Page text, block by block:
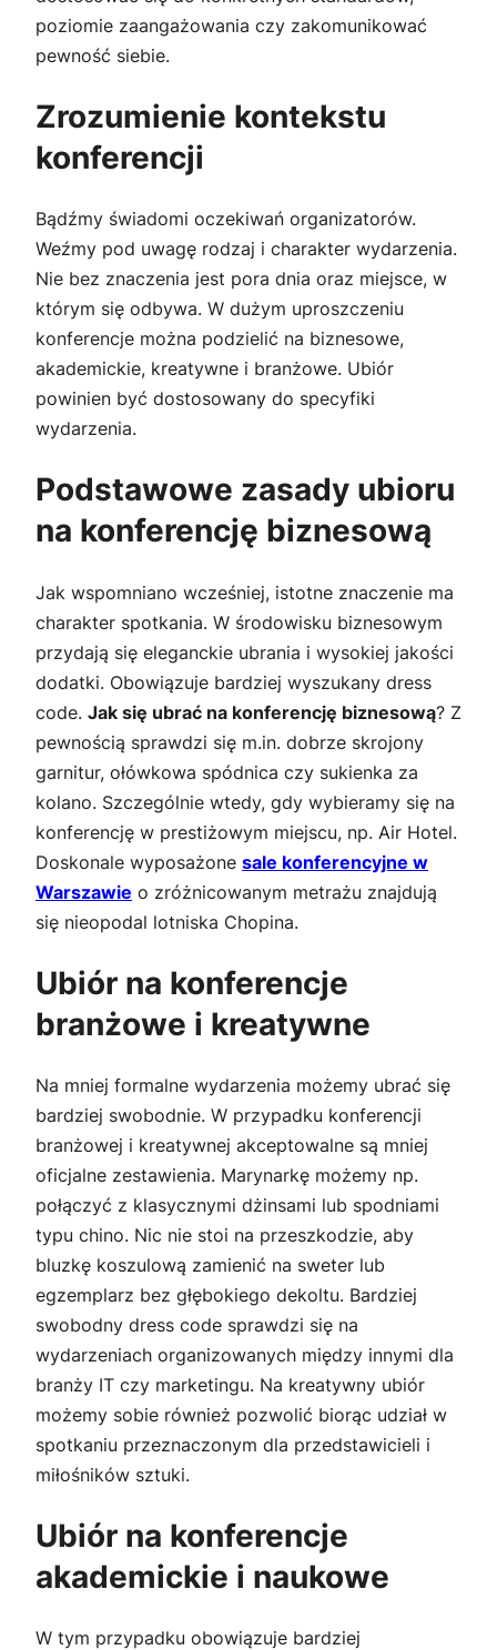
poziomie zaangażowania czy zakomunikować
pewność siebie.
Zrozumienie kontekstu
konferencji
Bądźmy świadomi oczekiwań organizatorów.
Weźmy pod uwagę rodzaj i charakter wydarzenia.
Nie bez znaczenia jest pora dnia oraz miejsce, w
którym się odbywa. W dużym uproszczeniu
konferencje można podzielić na biznesowe,
akademickie, kreatywne i branżowe. Ubiór
powinien być dostosowany do specyfiki
wydarzenia.
Podstawowe zasady ubioru
na konferencję biznesową
Jak wspomniano wcześniej, istotne znaczenie ma
charakter spotkania. W środowisku biznesowym
przydają się eleganckie ubrania i wysokiej jakości
dodatki. Obowiązuje bardziej wyszukany dress
code. Jak się ubrać na konferencję biznesową? Z
pewnością sprawdzi się m.in. dobrze skrojony
garnitur, ołówkowa spódnica czy sukienka za
kolano. Szczególnie wtedy, gdy wybieramy się na
konferencję w prestiżowym miejscu, np. Air Hotel.
Doskonale wyposażone sale konferencyjne w
Warszawie o zróżnicowanym metrażu znajdują
się nieopodal lotniska Chopina.
Ubiór na konferencje
branżowe i kreatywne
Na mniej formalne wydarzenia możemy ubrać się
bardziej swobodnie. W przypadku konferencji
branżowej i kreatywnej akceptowalne są mniej
oficjalne zestawienia. Marynarkę możemy np.
połączyć z klasycznymi dżinsami lub spodniami
typu chino. Nic nie stoi na przeszkodzie, aby
bluzkę koszulową zamienić na sweter lub
egzemplarz bez głębokiego dekoltu. Bardziej
swobodny dress code sprawdzi się na
wydarzeniach organizowanych między innymi dla
branży IT czy marketingu. Na kreatywny ubiór
możemy sobie również pozwolić biorąc udział w
spotkaniu przeznaczonym dla przedstawicieli i
miłośników sztuki.
Ubiór na konferencje
akademickie i naukowe
W tym przypadku obowiązuje bardziej